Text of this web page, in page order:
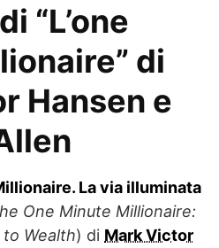
“L’one
di
Hansen e
La via illuminata
One Minute Millionaire:
Wealth) di Mark Victor